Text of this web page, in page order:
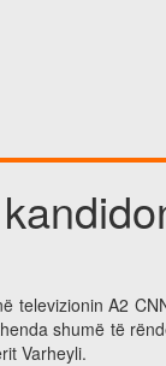
televizionin A2
shumë të
Varheyli.